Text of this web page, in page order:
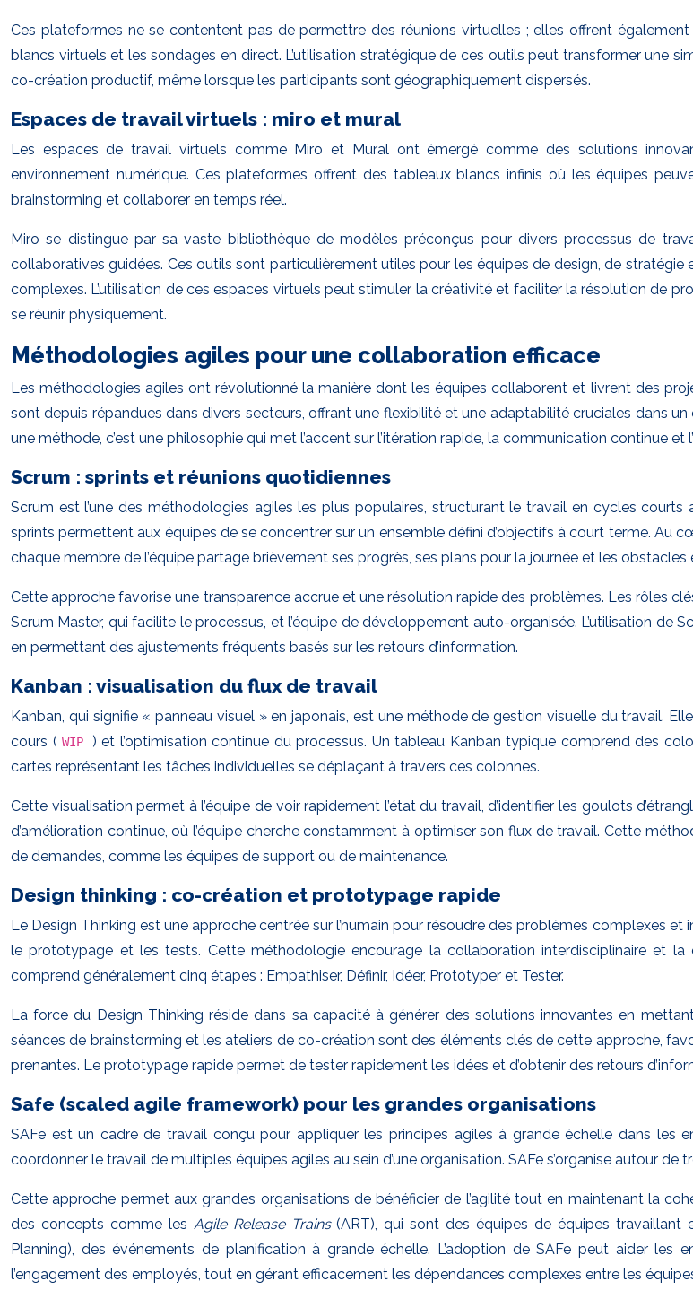
Ces plateformes ne se contentent pas de permettre des réunions virtuelles ; elles offrent
blancs virtuels et les sondages en direct. L’utilisation stratégique de ces outils peut transformer une
co-création productif, même lorsque les participants sont géographiquement dispersés.
Espaces de travail virtuels : miro et mural
Les espaces de travail virtuels comme Miro et Mural ont émergé comme des solutions
environnement numérique. Ces plateformes offrent des tableaux blancs infinis où les équipes
brainstorming et collaborer en temps réel.
Miro se distingue par sa vaste bibliothèque de modèles préconçus pour divers processus de
collaboratives guidées. Ces outils sont particulièrement utiles pour les équipes de design, de
complexes. L’utilisation de ces espaces virtuels peut stimuler la créativité et faciliter la résolution de
se réunir physiquement.
Méthodologies agiles pour une collaboration efficace
Les méthodologies agiles ont révolutionné la manière dont les équipes collaborent et livrent des
sont depuis répandues dans divers secteurs, offrant une flexibilité et une adaptabilité cruciales dans
une méthode, c’est une philosophie qui met l’accent sur l’itération rapide, la communication continue et
Scrum : sprints et réunions quotidiennes
Scrum est l’une des méthodologies agiles les plus populaires, structurant le travail en cycles courts
sprints permettent aux équipes de se concentrer sur un ensemble défini d’objectifs à court terme. Au
chaque membre de l’équipe partage brièvement ses progrès, ses plans pour la journée et les obstacles
Cette approche favorise une transparence accrue et une résolution rapide des problèmes. Les rôles
Scrum Master, qui facilite le processus, et l’équipe de développement auto-organisée. L’utilisation
en permettant des ajustements fréquents basés sur les retours d’information.
Kanban : visualisation du flux de travail
Kanban, qui signifie « panneau visuel » en japonais, est une méthode de gestion visuelle du travail.
cours (WIP ) et l’optimisation continue du processus. Un tableau Kanban typique comprend des
cartes représentant les tâches individuelles se déplaçant à travers ces colonnes.
Cette visualisation permet à l’équipe de voir rapidement l’état du travail, d’identifier les goulots
d’amélioration continue, où l’équipe cherche constamment à optimiser son flux de travail. Cette
de demandes, comme les équipes de support ou de maintenance.
Design thinking : co-création et prototypage rapide
Le Design Thinking est une approche centrée sur l’humain pour résoudre des problèmes complexes et
le prototypage et les tests. Cette méthodologie encourage la collaboration interdisciplinaire et
comprend généralement cinq étapes : Empathiser, Définir, Idéer, Prototyper et Tester.
La force du Design Thinking réside dans sa capacité à générer des solutions innovantes en
séances de brainstorming et les ateliers de co-création sont des éléments clés de cette approche,
prenantes. Le prototypage rapide permet de tester rapidement les idées et d’obtenir des retours
Safe (scaled agile framework) pour les grandes organisations
SAFe est un cadre de travail conçu pour appliquer les principes agiles à grande échelle dans les
coordonner le travail de multiples équipes agiles au sein d’une organisation. SAFe s’organise autour
Cette approche permet aux grandes organisations de bénéficier de l’agilité tout en maintenant la
des concepts comme les Agile Release Trains(ART), qui sont des équipes de équipes
Planning), des événements de planification à grande échelle. L’adoption de SAFe peut aider
l’engagement des employés, tout en gérant efficacement les dépendances complexes entre les